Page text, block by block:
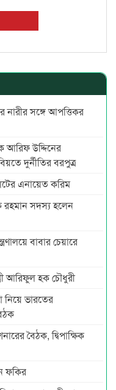
সঙ্গে আপত্তিকর
আরিফ উদ্দিনের
দুর্নীতির বরপুত্র
এনায়েত করিম
রহমান সদস্য হলেন
বাবার চেয়ারে
আরিফুল হক চৌধুরী
নিয়ে ভারতের
বৈঠক, দ্বিপাক্ষিক
ফকির